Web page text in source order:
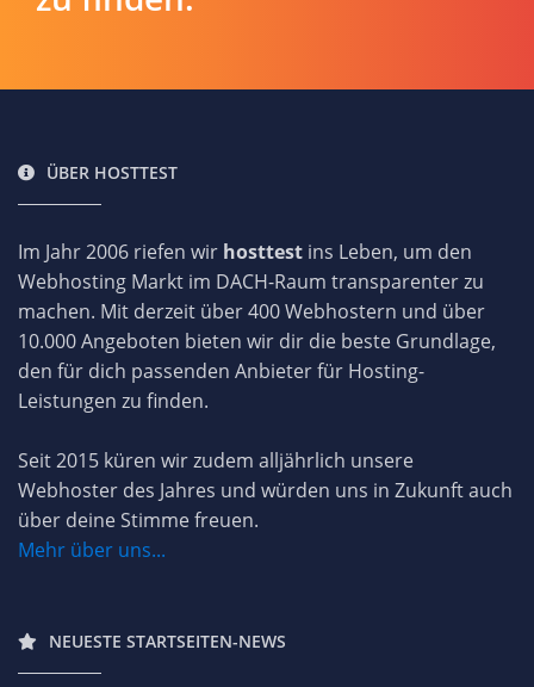
ÜBER HOSTTEST
Im Jahr 2006 riefen wir hosttest ins Leben, um den
Webhosting Markt im DACH-Raum transparenter zu
machen. Mit derzeit über 400 Webhostern und über
10.000 Angeboten bieten wir dir die beste Grundlage,
den für dich passenden Anbieter für Hosting-
Leistungen zu finden.
Seit 2015 küren wir zudem alljährlich unsere
Webhoster des Jahres und würden uns in Zukunft auch
über deine Stimme freuen.
Mehr über uns...
NEUESTE STARTSEITEN-NEWS